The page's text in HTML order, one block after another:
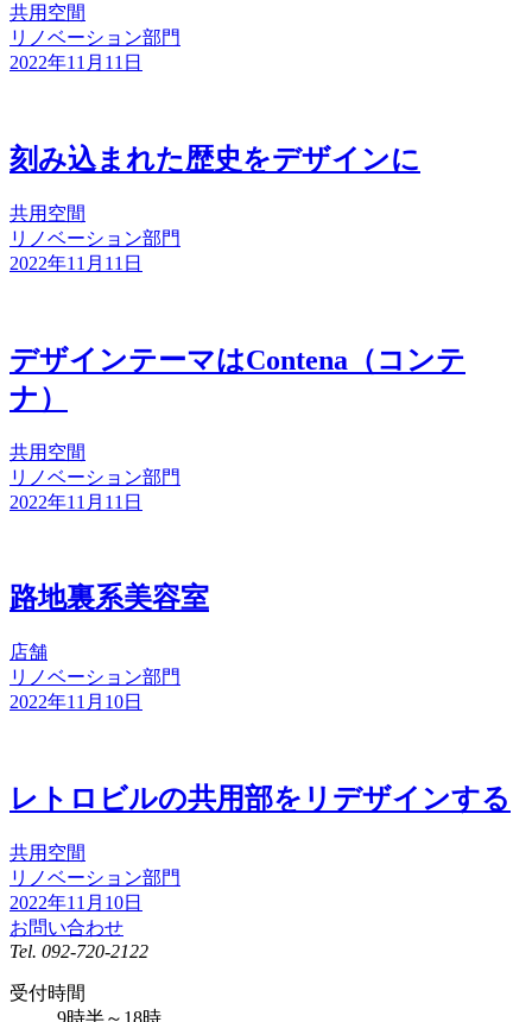
共用空間
リノベーション部門
2022年11月11日
刻み込まれた歴史をデザインに
共用空間
リノベーション部門
2022年11月11日
デザインテーマはContena（コンテ
ナ）
共用空間
リノベーション部門
2022年11月11日
路地裏系美容室
店舗
リノベーション部門
2022年11月10日
レトロビルの共用部をリデザインする
共用空間
リノベーション部門
2022年11月10日
お問い合わせ
Tel. 092-720-2122
受付時間